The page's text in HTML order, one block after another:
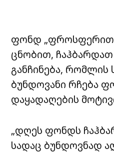
ფონდ
ცნობით,
განჩინება, რომლის
ბუნდოვანი რჩება
დაყადაღების
„დღეს ფონდს
სადაც ბუნდოვნად